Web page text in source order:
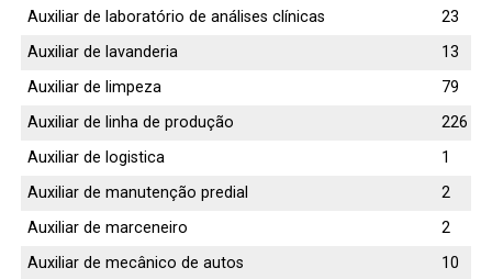
Auxiliar de laboratório de análises clínicas
23
Auxiliar de lavanderia
13
Auxiliar de limpeza
79
Auxiliar de linha de produção
226
Auxiliar de logistica
1
Auxiliar de manutenção predial
2
Auxiliar de marceneiro
2
Auxiliar de mecânico de autos
10